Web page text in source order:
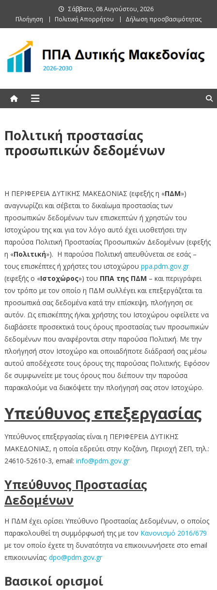
content
Σάββατο, 08 Αυγούστου, 2026
Πλοήγηση
Πολιτική Απορρήτου Δήλωση προσβασιμότητας
Πολιτική προστασίας
προσωπικών δεδομένων
Η ΠΕΡΙΦΕΡΕΙΑ ΔΥΤΙΚΗΣ ΜΑΚΕΔΟΝΙΑΣ (εφεξής η «ΠΔΜ»)
αναγνωρίζει και σέβεται το δικαίωμα προστασίας των
προσωπικών δεδομένων των επισκεπτών ή χρηστών του
Ιστοχώρου της και για τον λόγο αυτό έχει υιοθετήσει την
παρούσα Πολιτική Προστασίας Προσωπικών Δεδομένων (εφεξής
η «Πολιτική»). Η παρούσα Πολιτική απευθύνεται σε εσάς –
τους επισκέπτες ή χρήστες του ιστοχώρου ppa.pdm.gov.gr
(εφεξής ο «Ιστοχώρος») του ΠΠΑ της ΠΔΜ – και περιγράφει
τον τρόπο με τον οποίο η ΠΔΜ συλλέγει και επεξεργάζεται τα
προσωπικά σας δεδομένα κατά την επίσκεψη, πλοήγηση σε
αυτόν. Ως επισκέπτης ή/και χρήστης του Ιστοχώρου οφείλετε να
διαβάσετε προσεκτικά τους όρους προστασίας των προσωπικών
δεδομένων που αναφέρονται στην παρούσα Πολιτική. Με την
πλοήγησή στον Ιστοχώρο και οποιαδήποτε διάδρασή σας μέσω
αυτού αποδέχεστε τους όρους της παρούσας Πολιτικής. Εφόσον
δε συμφωνείτε με τους όρους που διέπουν την παρούσα
παρακαλούμε να διακόψετε την πλοήγησή σας στον Ιστοχώρο.
Υπεύθυνος επεξεργασίας
Υπεύθυνος επεξεργασίας είναι η ΠΕΡΙΦΕΡΕΙΑ ΔΥΤΙΚΗΣ
ΜΑΚΕΔΟΝΙΑΣ, η οποία εδρεύει στην Κοζάνη, Περιοχή ΖΕΠ, τηλ.:
24610-52610-3, email: info@pdm.gov.gr
Υπεύθυνος Προστασίας
Δεδομένων
Η ΠΔΜ έχει ορίσει Υπεύθυνο Προστασίας Δεδομένων, ο οποίος
παρακολουθεί τη συμμόρφωσή της με τον Κανονισμό 2016/679
με τον οποίο έχετε τη δυνατότητα να επικοινωνήσετε στο email
επικοινωνίας: dpo@pdm.gov.gr
Βασικοί ορισμοί